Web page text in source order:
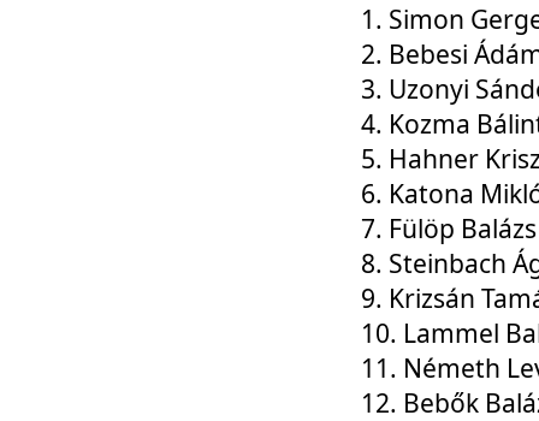
1. Simon
2. Bebesi
3. Uzonyi
4. Kozma
5. Hahner
6. Katona
7. Fülöp Balázs
8. Steinbach
9. Krizsán
10. Lammel
11. Németh
12. Bebők